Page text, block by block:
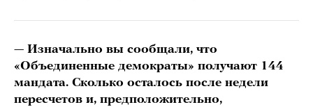
— Изначально вы сообщали, что
«Объединенные демократы» получают 144
мандата. Сколько осталось после недели
пересчетов и, предположительно,